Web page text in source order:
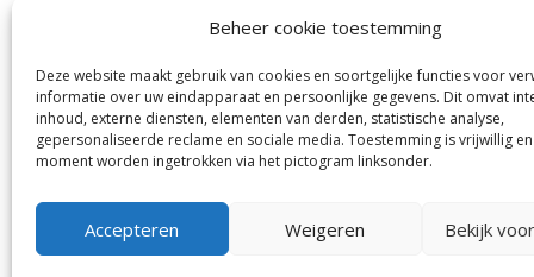
Beheer cookie toestemming
Deze website maakt gebruik van cookies en soortgelijke functies voor
informatie over uw eindapparaat en persoonlijke gegevens. Dit omvat
inhoud, externe diensten, elementen van derden, statistische analyse,
gepersonaliseerde reclame en sociale media. Toestemming is vrijwillig
moment worden ingetrokken via het pictogram linksonder.
Accepteren Weigeren Bekijk
De Nieuwe Meerbode
Visserstraat 10
1431 GJ Aalsmeer
0297-341900
info@meerbode.nl
en
De